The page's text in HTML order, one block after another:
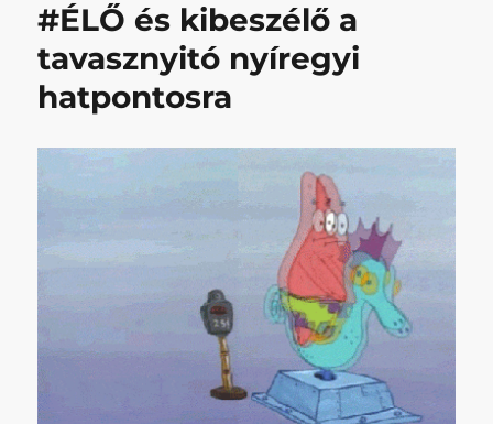
#ÉLŐ és kibeszélő a
tavasznyitó nyíregyi
hatpontosra